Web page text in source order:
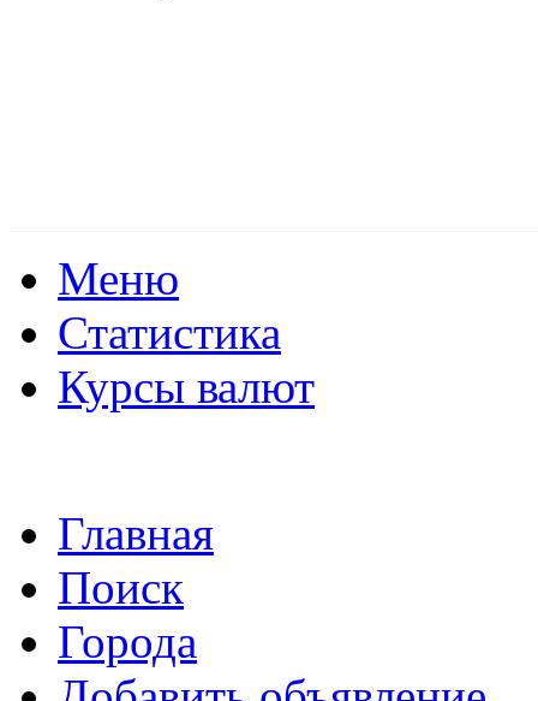
Меню
Статистика
Курсы валют
Главная
Поиск
Города